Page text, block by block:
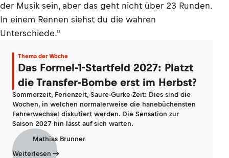
der Musik sein, aber das geht nicht über 23 Runden.
In einem Rennen siehst du die wahren
Unterschiede."
Thema der Woche
Das Formel-1-Startfeld 2027: Platzt
die Transfer-Bombe erst im Herbst?
Sommerzeit, Ferienzeit, Saure-Gurke-Zeit: Dies sind die
Wochen, in welchen normalerweise die hanebüchensten
Fahrerwechsel diskutiert werden. Die Sensation zur
Saison 2027 hin lässt auf sich warten.
Mathias Brunner
Weiterlesen